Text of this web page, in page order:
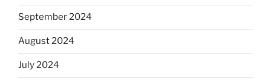
September 2024
August 2024
July 2024